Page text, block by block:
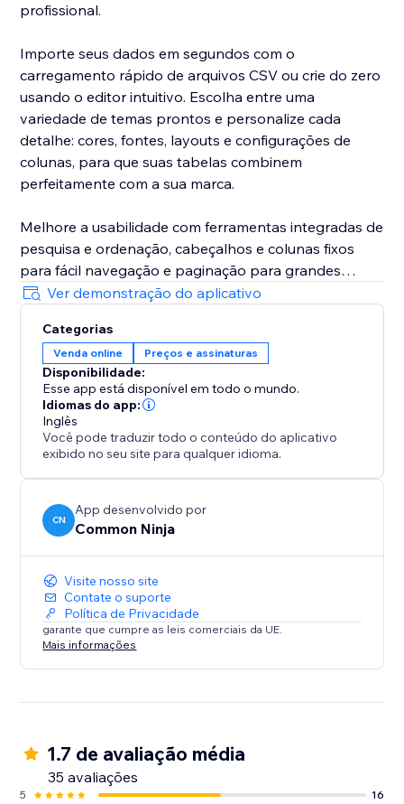
profissional.
Importe seus dados em segundos com o
carregamento rápido de arquivos CSV ou crie do zero
usando o editor intuitivo. Escolha entre uma
variedade de temas prontos e personalize cada
detalhe: cores, fontes, layouts e configurações de
colunas, para que suas tabelas combinem
perfeitamente com a sua marca.
Melhore a usabilidade com ferramentas integradas de
pesquisa e ordenação, cabeçalhos e colunas fixos
para fácil navegação e paginação para grandes
volumes de dados. Todas as tabelas são totalmente
responsivas, garantindo excelente visualização em
qualquer dispositivo.
Seja para uma loja online, serviços ou publicações de
avaliações, o aplicativo Tabelas Comparativas vai
economizar tempo, melhorar o visual do seu site e
aumentar o engajamento dos visitantes.
Ver demonstração do aplicativo
Categorias
Venda online Preços e assinaturas
Disponibilidade:
Esse app está disponível em todo o mundo.
Idiomas do app:
Inglês
Você pode traduzir todo o conteúdo do aplicativo
exibido no seu site para qualquer idioma.
CN
App desenvolvido por
Common Ninja
Visite nosso site
Contate o suporte
Política de Privacidade
garante que cumpre as leis comerciais da UE.
Mais informações
1.7 de avaliação média
35 avaliações
5
16